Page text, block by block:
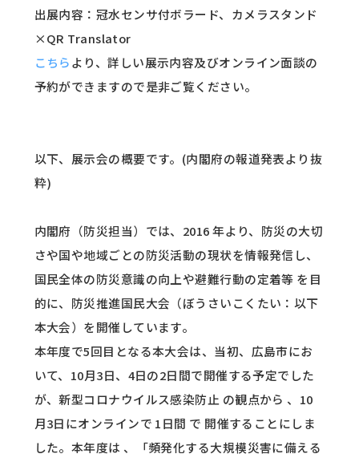
出展内容：冠水センサ付ボラード、カメラスタンド
×QR Translator
こちらより、詳しい展示内容及びオンライン面談の
予約ができますので是非ご覧ください。
以下、展示会の概要です。(内閣府の報道発表より抜
粋)
内閣府（防災担当）では、2016 年より、防災の大切
さや国や地域ごとの防災活動の現状を情報発信し、
国民全体の防災意識の向上や避難行動の定着等 を目
的に、防災推進国民大会（ぼうさいこくたい：以下
本大会）を開催しています。
本年度で5回目となる本大会は、当初、広島市にお
いて、10月3日、4日の2日間で開催する予定でした
が、新型コロナウイルス感染防止 の観点から 、10
月3日にオンラインで 1日間 で 開催することにしま
した。本年度は 、「頻発化する大規模災害に備える